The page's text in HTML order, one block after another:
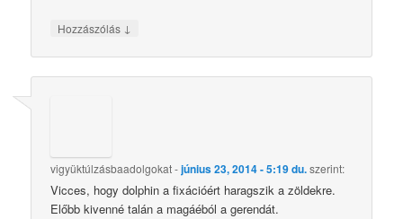
Hozzászólás ↓
vigyüktúlzásbaadolgokat-június 23, 2014 - 5:19 du.szerint:
Vicces, hogy dolphin a fixációért haragszik a zöldekre.
Előbb kivenné talán a magáéból a gerendát.